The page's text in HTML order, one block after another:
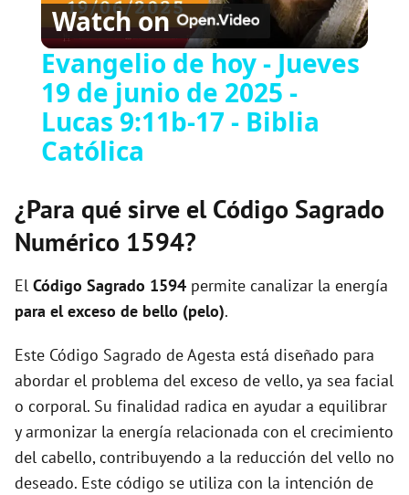
Video
Watch on
Evangelio de hoy - Jueves
19 de junio de 2025 -
Lucas 9:11b-17 - Biblia
Católica
¿Para qué sirve el Código Sagrado
Numérico 1594?
El Código Sagrado 1594 permite canalizar la energía
para el exceso de bello (pelo).
Este Código Sagrado de Agesta está diseñado para
abordar el problema del exceso de vello, ya sea facial
o corporal. Su finalidad radica en ayudar a equilibrar
y armonizar la energía relacionada con el crecimiento
del cabello, contribuyendo a la reducción del vello no
deseado. Este código se utiliza con la intención de